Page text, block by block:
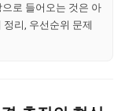
로 들어오는 것은 아
리, 우선순위 문제